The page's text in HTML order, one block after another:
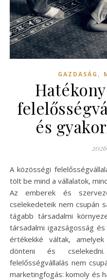
GAZDASÁG ,
és
A közösségi felelősségvállalás egyre fontosabb szerepet
tölt be mind a vállalatok,
Az emberek és
cselekedeteik nem csupán
tágabb társadalmi
társadalmi igazságosság
értékekké váltak,
dönteni és
felelősségvállalás nem
marketingfogás: komoly és